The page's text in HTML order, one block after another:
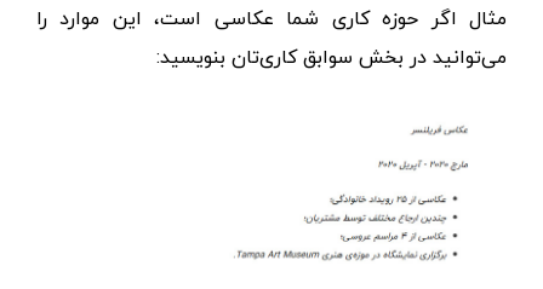
مثال اگر حوزه کاری شما عکاسی است، این موارد را
می‌توانید در بخش سوابق کاری‌تان بنویسید: